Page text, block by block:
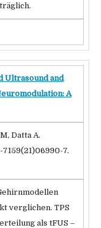
Ultrasound and
A
Datta A.
7.
verglichen. TPS
als tFUS –